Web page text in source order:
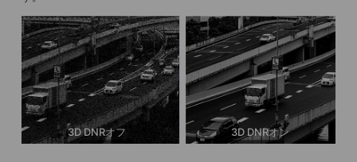
3D DNRオフ 3D DNRオン